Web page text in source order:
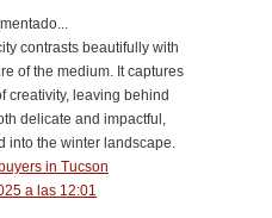
contrasts beautifully with
of the medium. It captures
creativity, leaving behind
delicate and impactful,
into the winter landscape.
in Tucson
a las 12:01